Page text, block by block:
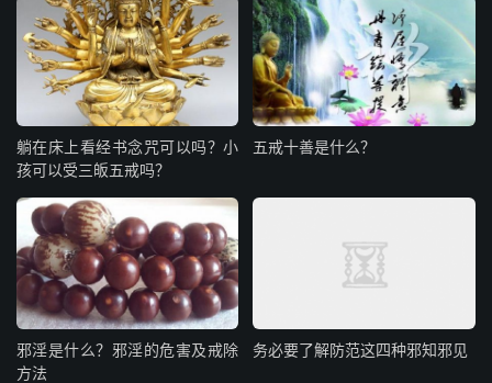
躺在床上看经书念咒可以吗？小
孩可以受三皈五戒吗？
五戒十善是什么？
邪淫是什么？邪淫的危害及戒除
方法
务必要了解防范这四种邪知邪见